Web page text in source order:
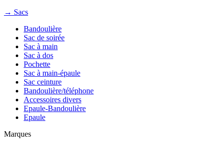
→ Sacs
Bandoulière
Sac de soirée
Sac à main
Sac à dos
Pochette
Sac à main-épaule
Sac ceinture
Bandoulière/téléphone
Accessoires divers
Epaule-Bandoulière
Epaule
Marques